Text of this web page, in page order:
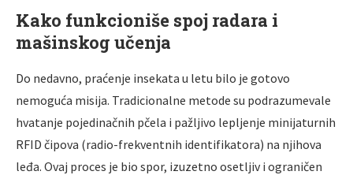
Kako funkcioniše spoj radara i
mašinskog učenja
Do nedavno, praćenje insekata u letu bilo je gotovo
nemoguća misija. Tradicionalne metode su podrazumevale
hvatanje pojedinačnih pčela i pažljivo lepljenje minijaturnih
RFID čipova (radio-frekventnih identifikatora) na njihova
leđa. Ovaj proces je bio spor, izuzetno osetljiv i ograničen